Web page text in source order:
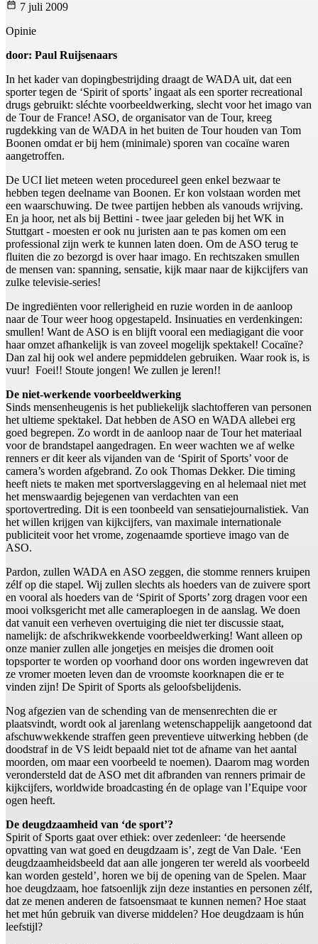
7 juli 2009
Opinie
door: Paul Ruijsenaars
In het kader van dopingbestrijding draagt de WADA uit, dat een
sporter tegen de ‘Spirit of sports’ ingaat als een sporter recreational
drugs gebruikt: sléchte voorbeeldwerking, slecht voor het imago van
de Tour de France! ASO, de organisator van de Tour, kreeg
rugdekking van de WADA in het buiten de Tour houden van Tom
Boonen omdat er bij hem (minimale) sporen van cocaïne waren
aangetroffen.
De UCI liet meteen weten procedureel geen enkel bezwaar te
hebben tegen deelname van Boonen. Er kon volstaan worden met
een waarschuwing. De twee partijen hebben als vanouds wrijving.
En ja hoor, net als bij Bettini - twee jaar geleden bij het WK in
Stuttgart - moesten er ook nu juristen aan te pas komen om een
professional zijn werk te kunnen laten doen. Om de ASO terug te
fluiten die zo bezorgd is over haar imago. En rechtszaken smullen
de mensen van: spanning, sensatie, kijk maar naar de kijkcijfers van
zulke televisie-series!
De ingrediënten voor rellerigheid en ruzie worden in de aanloop
naar de Tour weer hoog opgestapeld. Insinuaties en verdenkingen:
smullen! Want de ASO is en blijft vooral een mediagigant die voor
haar omzet afhankelijk is van zoveel mogelijk spektakel! Cocaïne?
Dan zal hij ook wel andere pepmiddelen gebruiken. Waar rook is, is
vuur! Foei!! Stoute jongen! We zullen je leren!!
De niet-werkende voorbeeldwerking
Sinds mensenheugenis is het publiekelijk slachtofferen van personen
het ultieme spektakel. Dat hebben de ASO en WADA allebei erg
goed begrepen. Zo wordt in de aanloop naar de Tour het materiaal
voor de brandstapel aangedragen. En weer wachten we af welke
renners er dit keer als vijanden van de ‘Spirit of Sports’ voor de
camera’s worden afgebrand. Zo ook Thomas Dekker. Die timing
heeft niets te maken met sportverslaggeving en al helemaal niet met
het menswaardig bejegenen van verdachten van een
sportovertreding. Dit is een toonbeeld van sensatiejournalistiek. Van
het willen krijgen van kijkcijfers, van maximale internationale
publiciteit voor het vrome, zogenaamde sportieve imago van de
ASO.
Pardon, zullen WADA en ASO zeggen, die stomme renners kruipen
zélf op die stapel. Wij zullen slechts als hoeders van de zuivere sport
en vooral als hoeders van de ‘Spirit of Sports’ zorg dragen voor een
mooi volksgericht met alle cameraploegen in de aanslag. We doen
dat vanuit een verheven overtuiging die niet ter discussie staat,
namelijk: de afschrikwekkende voorbeeldwerking! Want alleen op
onze manier zullen alle jongetjes en meisjes die dromen ooit
topsporter te worden op voorhand door ons worden ingewreven dat
ze vromer moeten leven dan de vroomste koorknapen die er te
vinden zijn! De Spirit of Sports als geloofsbelijdenis.
Nog afgezien van de schending van de mensenrechten die er
plaatsvindt, wordt ook al jarenlang wetenschappelijk aangetoond dat
afschuwwekkende straffen geen preventieve uitwerking hebben (de
doodstraf in de VS leidt bepaald niet tot de afname van het aantal
moorden, om maar een voorbeeld te noemen). Daarom mag worden
verondersteld dat de ASO met dit afbranden van renners primair de
kijkcijfers, worldwide broadcasting én de oplage van l’Equipe voor
ogen heeft.
De deugdzaamheid van ‘de sport’?
Spirit of Sports gaat over ethiek: over zedenleer: ‘de heersende
opvatting van wat goed en deugdzaam is’, zegt de Van Dale. ‘Een
deugdzaamheidsbeeld dat aan alle jongeren ter wereld als voorbeeld
kan worden gesteld’, horen we bij de opening van de Spelen. Maar
hoe deugdzaam, hoe fatsoenlijk zijn deze instanties en personen zélf,
dat ze menen anderen de fatsoensmaat te kunnen nemen? Hoe staat
het met hún gebruik van diverse middelen? Hoe deugdzaam is hún
leefstijl?